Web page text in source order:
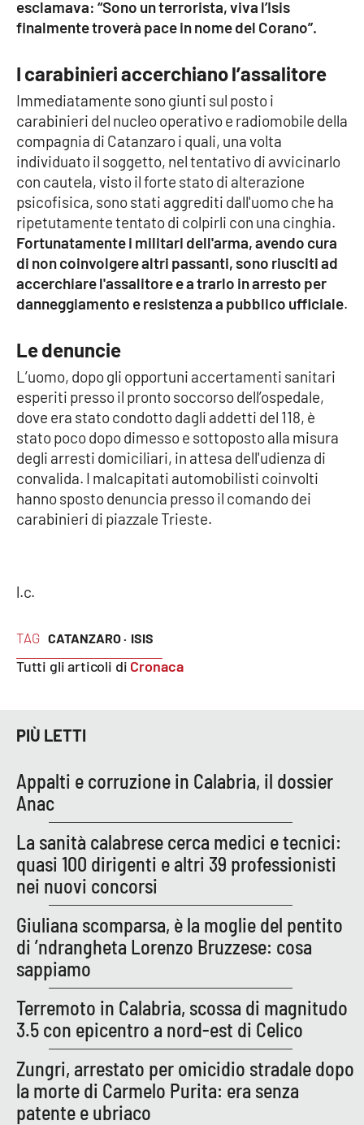
Parchi Marini Calabria
Leggendo Alvaro insieme
Imprese Di Calabria
Le perfidie di Antonella Grippo
Venti di comunicazione
STREAMING
LaC TV
LaC Network
LaC OnAir
EDIZIONI
LOCALI
Catanzaro
Crotone
Cosenza
Buona Sanità Calabria
LA
CALABRIAVISIONE
Destinazioni
Eventi
Food
Storie
LAC
NETWORK
Lacplay.it
TAG CATANZARO · ISIS
Tutti gli articoli di Cronaca
esclamava: “Sono un terrorista, viva l’Isis
finalmente troverà pace in nome del Corano”.
I carabinieri accerchiano l’assalitore
Immediatamente sono giunti sul posto i
carabinieri del nucleo operativo e radiomobile della
compagnia di Catanzaro i quali, una volta
individuato il soggetto, nel tentativo di avvicinarlo
con cautela, visto il forte stato di alterazione
psicofisica, sono stati aggrediti dall'uomo che ha
ripetutamente tentato di colpirli con una cinghia.
Fortunatamente i militari dell'arma, avendo cura
di non coinvolgere altri passanti, sono riusciti ad
accerchiare l'assalitore e a trarlo in arresto per
danneggiamento e resistenza a pubblico ufficiale.
Le denuncie
L’uomo, dopo gli opportuni accertamenti sanitari
esperiti presso il pronto soccorso dell’ospedale,
dove era stato condotto dagli addetti del 118, è
stato poco dopo dimesso e sottoposto alla misura
degli arresti domiciliari, in attesa dell'udienza di
convalida. I malcapitati automobilisti coinvolti
hanno sposto denuncia presso il comando dei
carabinieri di piazzale Trieste.
l.c.
PIÙ LETTI
Appalti e corruzione in Calabria, il dossier
Anac
La sanità calabrese cerca medici e tecnici:
quasi 100 dirigenti e altri 39 professionisti
nei nuovi concorsi
Giuliana scomparsa, è la moglie del pentito
di ’ndrangheta Lorenzo Bruzzese: cosa
sappiamo
Terremoto in Calabria, scossa di magnitudo
3.5 con epicentro a nord-est di Celico
Zungri, arrestato per omicidio stradale dopo
la morte di Carmelo Purita: era senza
patente e ubriaco